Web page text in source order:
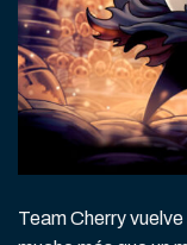
Team Cherry